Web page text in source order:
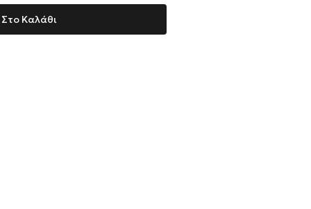
Στο Καλάθι